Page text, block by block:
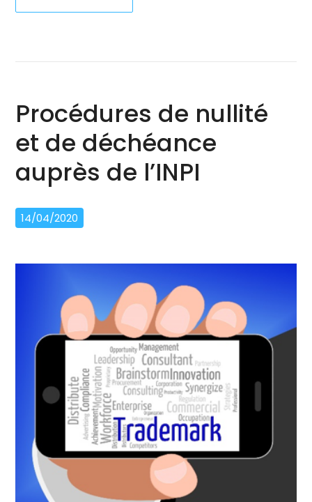
Procédures de nullité
et de déchéance
auprès de l’INPI
14/04/2020